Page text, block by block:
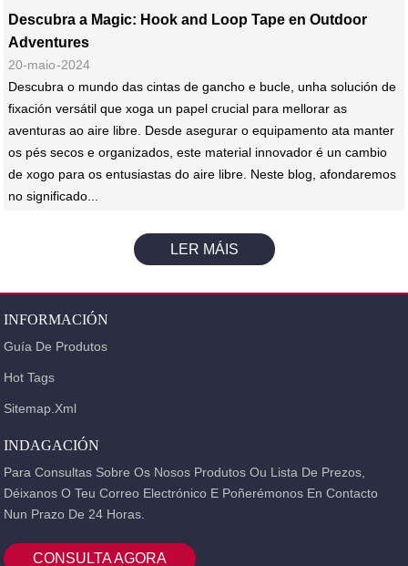
Descubra a Magic: Hook and Loop Tape en Outdoor
Adventures
20-maio-2024
Descubra o mundo das cintas de gancho e bucle, unha solución de
fixación versátil que xoga un papel crucial para mellorar as
aventuras ao aire libre. Desde asegurar o equipamento ata manter
os pés secos e organizados, este material innovador é un cambio
de xogo para os entusiastas do aire libre. Neste blog, afondaremos
no significado...
LER MÁIS
INFORMACIÓN
Guía De Produtos
Hot Tags
Sitemap.xml
INDAGACIÓN
Para Consultas Sobre Os Nosos Produtos Ou Lista De Prezos,
Déixanos O Teu Correo Electrónico E Poñerémonos En Contacto
Nun Prazo De 24 Horas.
CONSULTA AGORA